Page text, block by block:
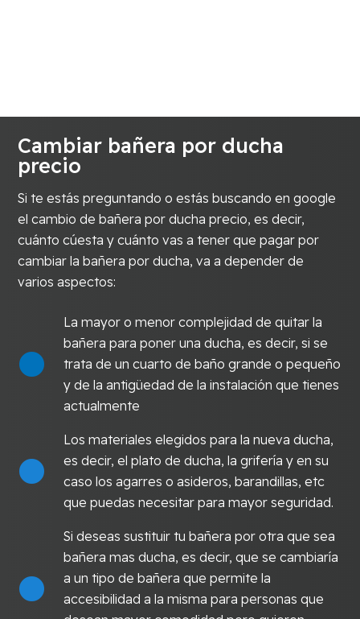
Cambiar bañera por ducha
precio
Si te estás preguntando o estás buscando en google
el cambio de bañera por ducha precio, es decir,
cuánto cúesta y cuánto vas a tener que pagar por
cambiar la bañera por ducha, va a depender de
varios aspectos:
La mayor o menor complejidad de quitar la
bañera para poner una ducha, es decir, si se
trata de un cuarto de baño grande o pequeño
y de la antigüedad de la instalación que tienes
actualmente
Los materiales elegidos para la nueva ducha,
es decir, el plato de ducha, la grifería y en su
caso los agarres o asideros, barandillas, etc
que puedas necesitar para mayor seguridad.
Si deseas sustituir tu bañera por otra que sea
bañera mas ducha, es decir, que se cambiaría
a un tipo de bañera que permite la
accesibilidad a la misma para personas que